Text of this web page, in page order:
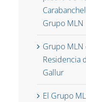
normativa
Sin comentarios
Grupo MLN
Grupo MLN
Residencia
Gallur
El Grupo